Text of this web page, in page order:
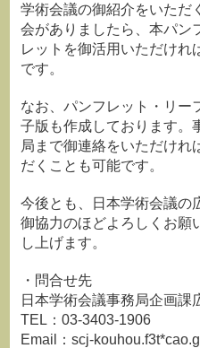
学術会議の御紹介をいただ
会がありましたら、本パン
レットを御活用いただけれ
です。
なお、パンフレット・リー
子版も作成しております。
局まで御連絡をいただけれ
だくことも可能です。
今後とも、日本学術会議の
御協力のほどよろしくお願
し上げます。
・問合せ先
日本学術会議事務局企画課
TEL：03-3403-1906
Email：scj-